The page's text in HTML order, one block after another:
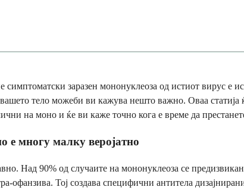
симптоматски заразен мононуклеоза од истиот вирус е
тело можеби ви кажува нешто важно. Оваа статија
на моно и ќе ви каже точно кога е време да
е многу малку веројатно
Над 90% од случаите на мононуклеоза се
Тој создава специфични антитела